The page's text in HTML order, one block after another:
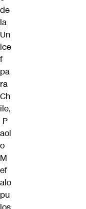
de
la
Un
ice
f
pa
ra
Ch
ile,
P
aol
o
M
ef
alo
pu